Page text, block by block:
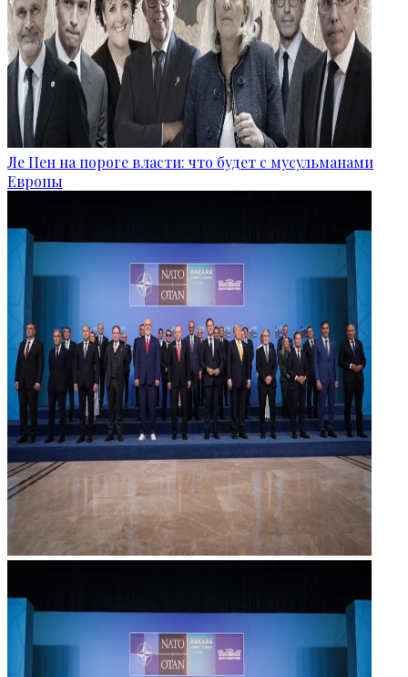
Ле Пен на пороге власти: что будет с мусульманами
Европы